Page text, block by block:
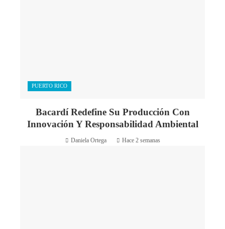
PUERTO RICO
Bacardí Redefine Su Producción Con
Innovación Y Responsabilidad Ambiental
Daniela Ortega Hace 2 semanas